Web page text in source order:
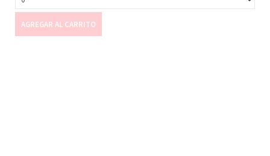
AGREGAR AL CARRITO